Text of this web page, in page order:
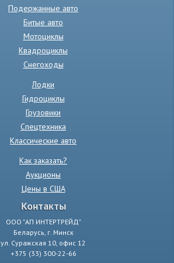
Подержанные авто
Битые авто
Мотоциклы
Квадроциклы
Снегоходы
Лодки
Гидроциклы
Грузовики
Спецтехника
Классические авто
Как заказать?
Аукционы
Цены в США
Контакты
ООО "АП ИНТЕРТРЕЙД"
Беларусь, г. Минск
ул. Суражская 10, офис 12
+375 (33) 300-22-66